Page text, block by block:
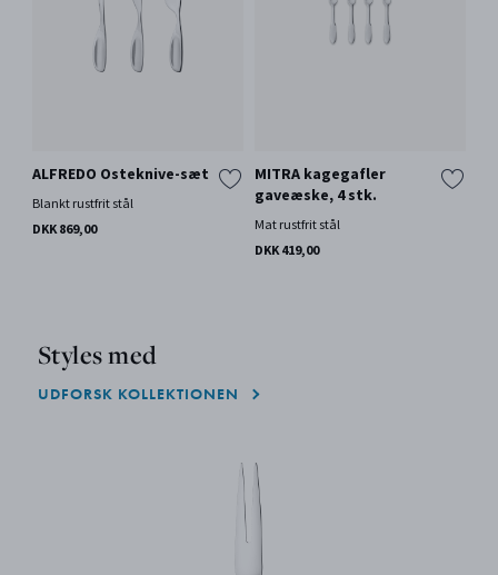
ALFREDO Osteknive-sæt
Blankt rustfrit stål
DKK 869,00
MITRA kagegafler
gaveæske, 4 stk.
Mat rustfrit stål
DKK 419,00
Styles med
UDFORSK KOLLEKTIONEN